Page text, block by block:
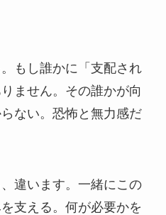
もし誰かに「支配され
ません。その誰かが向
ない。恐怖と無力感だ
違います。一緒にこの
支える。何が必要かを